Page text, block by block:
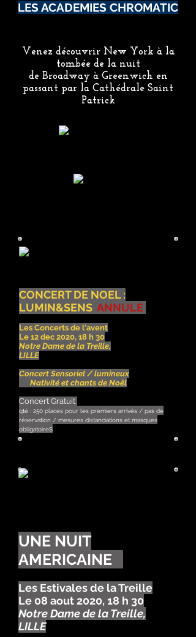
LES ACADEMIES CHROMATIC
Venez découvrir New York à la
tombée de la nuit
de Broadway à Greenwich en
passant par la Cathédrale Saint
Patrick
CONCERT DE NOEL :
LUMIN&SENS ANNULE
Les Concerts de l'avent
Le 12 dec 2020, 18 h 30
Notre Dame de la Treille,
LILLE
Concert Sensoriel / lumineux
Nativité et chants de Noêl
Concert Gratuit
qté : 250 places pour les premiers arrivés / pas de
réservation / mesures distanciations et masques
obligatoires
UNE NUIT
AMERICAINE
Les Estivales de la Treille
Le 08 aout 2020, 18 h 30
Notre Dame de la Treille,
LILLE